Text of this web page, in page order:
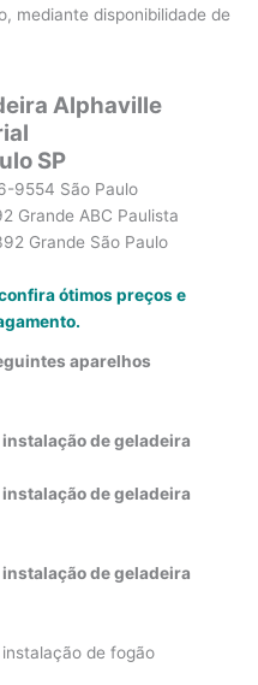
mediante disponibilidade de
Alphaville
SP
9554 São Paulo
Grande ABC Paulista
Grande São Paulo
ótimos preços e
aparelhos
instalação de geladeira
instalação de geladeira
instalação de geladeira
de fogão